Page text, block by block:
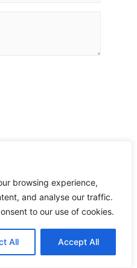
browsing experience,
and analyse our traffic.
to our use of cookies.
All Accept All
by Workwell4you